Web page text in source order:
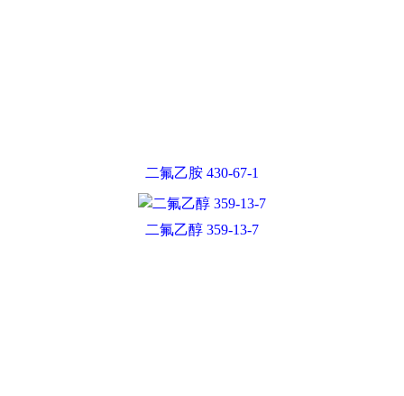
二氟乙胺 430-67-1
二氟乙醇 359-13-7